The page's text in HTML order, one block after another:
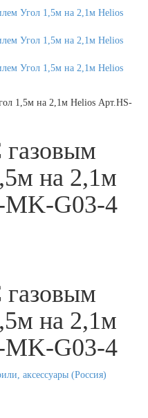
на 2,1м
MK-G03-4
на 2,1м
MK-G03-4
аксессуары (Россия)